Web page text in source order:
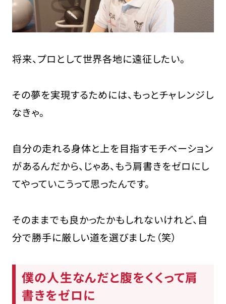
将来、プロとして世界各地に遠征したい。
その夢を実現するためには、もっとチャレンジし
なきゃ。
自分の走れる身体と上を目指すモチベーション
があるんだから、じゃあ、もう肩書きをゼロにし
てやっていこうって思ったんです。
そのままでも良かったかもしれないけれど、自
分で勝手に厳しい道を選びました（笑）
僕の人生なんだと腹をくくって肩
書きをゼロに